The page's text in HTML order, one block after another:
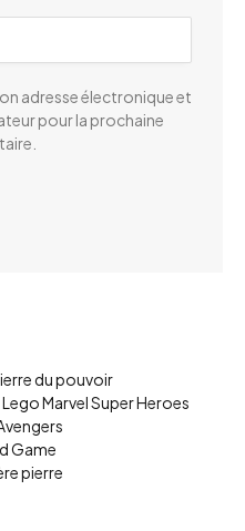
adresse électronique et
pour la prochaine
du pouvoir
Marvel Super Heroes
Game
pierre